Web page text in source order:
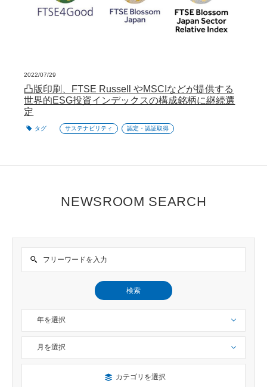
2022/07/29
凸版印刷、FTSE Russell やMSCIなどが提供する
世界的ESG投資インデックスの構成銘柄に継続選
定
タグ サステナビリティ 認定・認証取得
NEWSROOM SEARCH
検索
年を選択
月を選択
検索したい記事のカテゴリーを選択出来ます
カテゴリを選択